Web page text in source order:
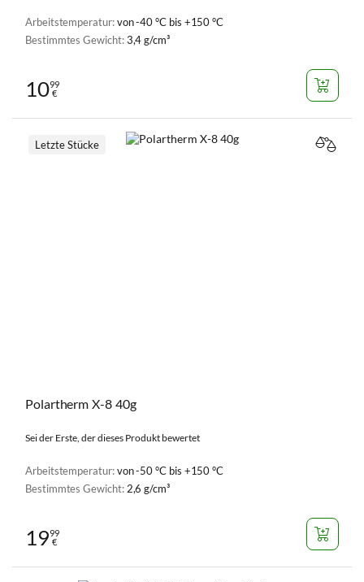
Arbeitstemperatur:von -40 °C bis +150 °C
Bestimmtes Gewicht:3,4 g/cm³
1099
€
Polartherm X-8 40g
Sei der Erste, der dieses Produkt bewertet
Arbeitstemperatur:von -50 °C bis +150 °C
Bestimmtes Gewicht: 2,6 g/cm³
Letzte Stücke
1999
€